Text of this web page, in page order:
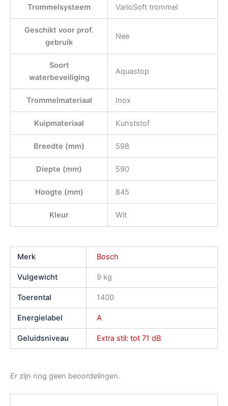
Trommelsysteem VarioSoft trommel
Geschikt voor prof.
gebruik
Nee
Soort
waterbeveiliging
Aquastop
Trommelmateriaal Inox
Kuipmateriaal Kunststof
Breedte (mm) 598
Diepte (mm) 590
Hoogte (mm) 845
Kleur Wit
Merk Bosch
Vulgewicht 9 kg
Toerental 1400
Energielabel A
Geluidsniveau Extra stil: tot 71 dB
Er zijn nog geen beoordelingen.